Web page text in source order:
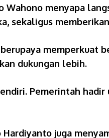
menyapa
sekaligus
memperkuat
dukungan lebih.
Pemerintah
juga